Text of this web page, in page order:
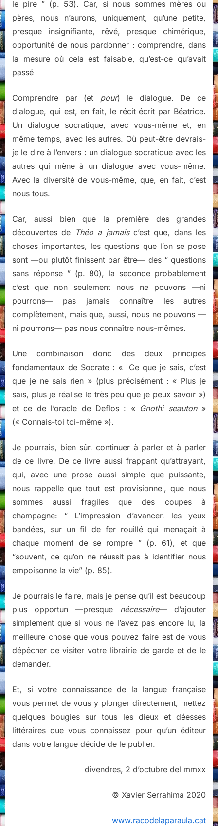
le pire ” (p. 53). Car, si nous sommes mères ou
pères, nous n’aurons, uniquement, qu’une petite,
presque insignifiante, rêvé, presque chimérique,
opportunité de nous pardonner : comprendre, dans
la mesure où cela est faisable, qu’est-ce qu’avait
passé
Comprendre par (et pour) le dialogue. De ce
dialogue, qui est, en fait, le récit écrit par Béatrice.
Un dialogue socratique, avec vous-même et, en
même temps, avec les autres. Où peut-être devrais-
je le dire à l’envers : un dialogue socratique avec les
autres qui mène à un dialogue avec vous-même.
Avec la diversité de vous-même, que, en fait, c’est
nous tous.
Car, aussi bien que la première des grandes
découvertes de Théo a jamaisc’est que, dans les
choses importantes, les questions que l’on se pose
sont —ou plutôt finissent par être— des “ questions
sans réponse ” (p. 80), la seconde probablement
c’est que non seulement nous ne pouvons —ni
pourrons— pas jamais connaître les autres
complètement, mais que, aussi, nous ne pouvons —
ni pourrons— pas nous connaître nous-mêmes.
Une combinaison donc des deux principes
fondamentaux de Socrate : « Ce que je sais, c’est
que je ne sais rien » (plus précisément : « Plus je
sais, plus je réalise le très peu que je peux savoir »)
et ce de l’oracle de Deflos : « Gnothi seauton»
(« Connais-toi toi-même »).
Je pourrais, bien sûr, continuer à parler et à parler
de ce livre. De ce livre aussi frappant qu’attrayant,
qui, avec une prose aussi simple que puissante,
nous rappelle que tout est provisionnel, que nous
sommes aussi fragiles que des coupes à
champagne: “ L’impression d’avancer, les yeux
bandées, sur un fil de fer rouillé qui menaçait à
chaque moment de se rompre ” (p. 61), et que
“souvent, ce qu’on ne réussit pas à identifier nous
empoisonne la vie” (p. 85).
Je pourrais le faire, mais je pense qu’il est beaucoup
plus opportun —presque nécessaire— d’ajouter
simplement que si vous ne l’avez pas encore lu, la
meilleure chose que vous pouvez faire est de vous
dépêcher de visiter votre librairie de garde et de le
demander.
Et, si votre connaissance de la langue française
vous permet de vous y plonger directement, mettez
quelques bougies sur tous les dieux et déesses
littéraires que vous connaissez pour qu’un éditeur
dans votre langue décide de le publier.
divendres, 2 d’octubre del mmxx
© Xavier Serrahima 2020
www.racodelaparaula.cat